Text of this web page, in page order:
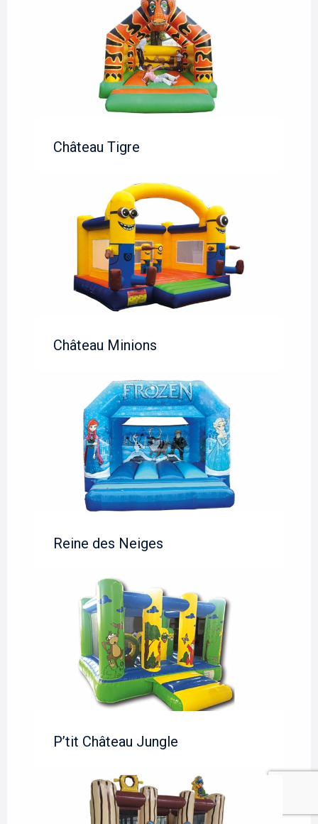
Château Tigre
Château Minions
Reine des Neiges
P’tit Château Jungle